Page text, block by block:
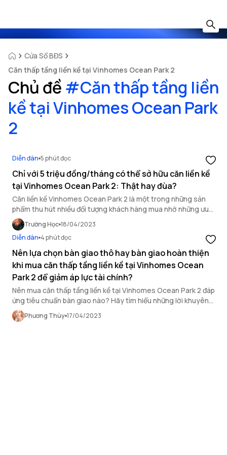
Cửa Sổ BĐS
Căn thấp tầng liền kề tại Vinhomes Ocean Park 2
Chủ đề #Căn thấp tầng liền
kề tại Vinhomes Ocean Park
2
Diễn đàn 5 phút đọc
Chỉ với 5 triệu đồng/tháng có thể sở hữu căn liền kề
tại Vinhomes Ocean Park 2: Thật hay đùa?
Căn liền kề Vinhomes Ocean Park 2 là một trong những sản
phẩm thu hút nhiều đối tượng khách hàng mua nhờ những ưu
đãi cực kỳ hấp dẫn từ chủ đầu tư
Trường Học 18/04/2023
Diễn đàn 4 phút đọc
Nên lựa chọn bàn giao thô hay bàn giao hoàn thiện
khi mua căn thấp tầng liền kề tại Vinhomes Ocean
Park 2 để giảm áp lực tài chính?
Nên mua căn thấp tầng liền kề tại Vinhomes Ocean Park 2 đáp
ứng tiêu chuẩn bàn giao nào? Hãy tìm hiểu những lời khuyên
chi tiết trong bài viết sau.
Phương Thùy 17/04/2023